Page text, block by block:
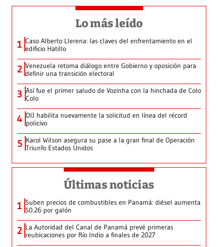
Lo más leído
1 Caso Alberto Llerena: las claves del enfrentamiento en el
edificio Hatillo
2 Venezuela retoma diálogo entre Gobierno y oposición para
definir una transición electoral
3 Así fue el primer saludo de Vozinha con la hinchada de Colo
Colo
4 DIJ habilita nuevamente la solicitud en línea del récord
policivo
5 Karol Wilson asegura su pase a la gran final de Operación
Triunfo Estados Unidos
Últimas noticias
1 Suben precios de combustibles en Panamá: diésel aumenta
$0.26 por galón
2 La Autoridad del Canal de Panamá prevé primeras
reubicaciones por Río Indio a finales de 2027